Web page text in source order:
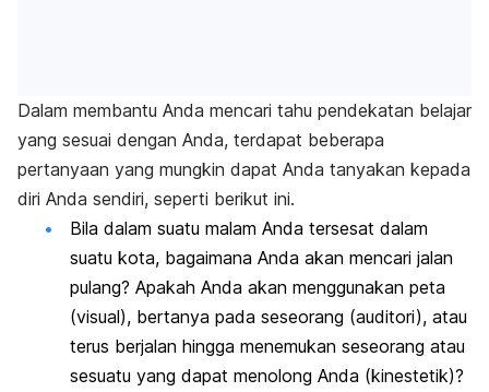
Dalam membantu Anda mencari tahu pendekatan belajar
yang sesuai dengan Anda, terdapat beberapa
pertanyaan yang mungkin dapat Anda tanyakan kepada
diri Anda sendiri, seperti berikut ini.
Bila dalam suatu malam Anda tersesat dalam
suatu kota, bagaimana Anda akan mencari jalan
pulang? Apakah Anda akan menggunakan peta
(visual), bertanya pada seseorang (auditori), atau
terus berjalan hingga menemukan seseorang atau
sesuatu yang dapat menolong Anda (kinestetik)?